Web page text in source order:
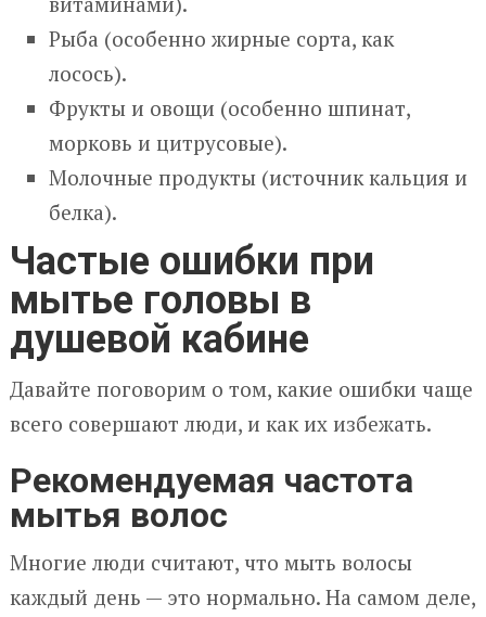
Рыба (особенно жирные сорта, как
лосось).
Фрукты и овощи (особенно шпинат,
морковь и цитрусовые).
Молочные продукты (источник кальция и
белка).
Частые ошибки при
мытье головы в
душевой кабине
Давайте поговорим о том, какие ошибки чаще
всего совершают люди, и как их избежать.
Рекомендуемая частота
мытья волос
Многие люди считают, что мыть волосы
каждый день — это нормально. На самом деле,